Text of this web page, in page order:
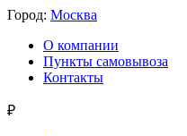
Город: Москва
О компании
Пункты самовывоза
Контакты
₽